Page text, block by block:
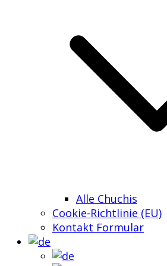
Alle Chuchis
Cookie-Richtlinie (EU)
Kontakt Formular